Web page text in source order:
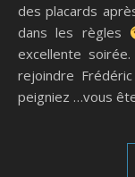
des placards
dans les règles
excellente
rejoindre
peigniez …vous